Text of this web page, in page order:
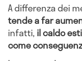
A differenza dei
tende a far
infatti, il caldo
come